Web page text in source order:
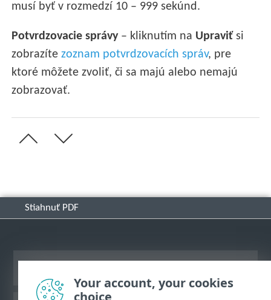
musí byť v rozmedzí 10 – 999 sekúnd.
Potvrdzovacie správy– kliknutím na Upraviť si
zobrazítezoznam potvrdzovacích správ, pre
ktoré môžete zvoliť, či sa majú alebo nemajú
zobrazovať.
Stiahnuť PDF
Your account, your cookies
choice